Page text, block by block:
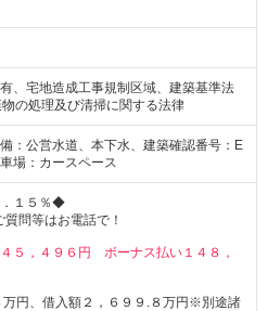
、宅地造成工事規制区域、建築基準法
の処理及び清掃に関する法律
：公営水道、本下水、建築確認番号：E
場：カースペース
１５％◆
問等はお電話で！
５，４９６円 ボーナス払い１４８，
万円、借入額２，６９９.８万円※別途諸